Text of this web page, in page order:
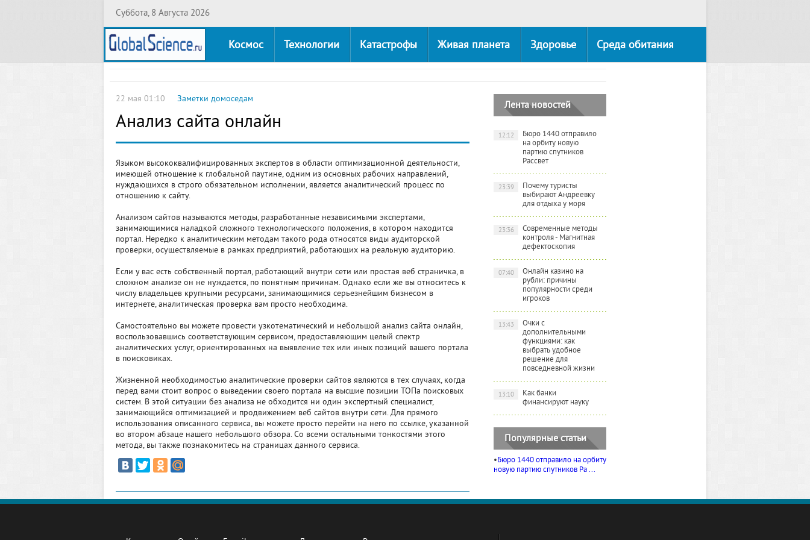
Суббота, 8 Августа 2026
Космос Технологии Катастрофы Живая планета Здоровье Среда обитания
22 мая 01:10 Заметки домоседам
Анализ сайта онлайн
Языком высококвалифицированных экспертов в области оптимизационной деятельности,
имеющей отношение к глобальной паутине, одним из основных рабочих направлений,
нуждающихся в строго обязательном исполнении, является аналитический процесс по
отношению к сайту.
Анализом сайтов называются методы, разработанные независимыми экспертами,
занимающимися наладкой сложного технологического положения, в котором находится
портал. Нередко к аналитическим методам такого рода относятся виды аудиторской
проверки, осуществляемые в рамках предприятий, работающих на реальную аудиторию.
Если у вас есть собственный портал, работающий внутри сети или простая веб страничка, в
сложном анализе он не нуждается, по понятным причинам. Однако если же вы относитесь к
числу владельцев крупными ресурсами, занимающимися серьезнейшим бизнесом в
интернете, аналитическая проверка вам просто необходима.
Самостоятельно вы можете провести узкотематический и небольшой анализ сайта онлайн,
воспользовавшись соответствующим сервисом, предоставляющим целый спектр
аналитических услуг, ориентированных на выявление тех или иных позиций вашего портала
в поисковиках.
Жизненной необходимостью аналитические проверки сайтов являются в тех случаях, когда
перед вами стоит вопрос о выведении своего портала на высшие позиции ТОПа поисковых
систем. В этой ситуации без анализа не обходится ни один экспертный специалист,
занимающийся оптимизацией и продвижением веб сайтов внутри сети. Для прямого
использования описанного сервиса, вы можете просто перейти на него по ссылке, указанной
во втором абзаце нашего небольшого обзора. Со всеми остальными тонкостями этого
метода, вы также познакомитесь на страницах данного сервиса.
Лента новостей
Бюро 1440 отправило
на орбиту новую
партию спутников
Рассвет
12:12
Почему туристы
выбирают Андреевку
для отдыха у моря
23:39
Современные методы
контроля - Магнитная
дефектоскопия
23:36
Онлайн казино на
рубли: причины
популярности среди
игроков
07:40
Очки с
дополнительными
функциями: как
выбрать удобное
решение для
повседневной жизни
13:43
Как банки
финансируют науку
13:10
Популярные статьи
•Бюро 1440 отправило на орбиту
новую партию спутников Ра ...